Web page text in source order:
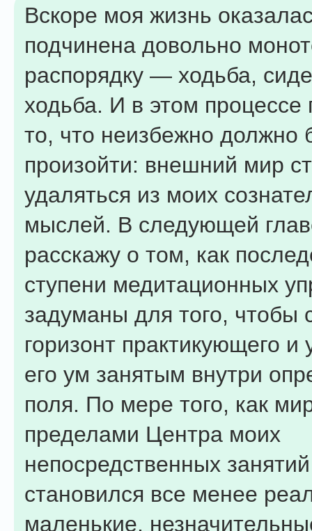
Вскоре моя жизнь
подчинена довольно
распорядку — ходьба,
ходьба. И в этом
то, что неизбежно должно
произойти: внешний мир
удаляться из моих
мыслей. В следующей
расскажу о том, как
ступени медитационных
задуманы для того, чтобы
горизонт практикующего и
его ум занятым внутри
поля. По мере того, как
пределами Центра моих
непосредственных занятий
становился все менее
маленькие,